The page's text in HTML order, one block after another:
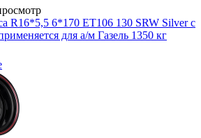
R16*5,5 6*170 ET106 130 SRW Silver с
для а/м Газель 1350 кг